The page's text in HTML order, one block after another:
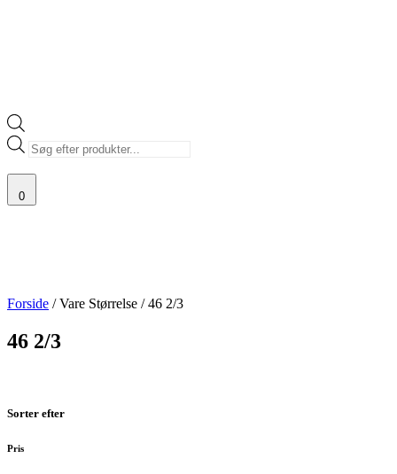
Products
search
0
Forside / Vare Størrelse / 46 2/3
46 2/3
Sorter efter
Pris